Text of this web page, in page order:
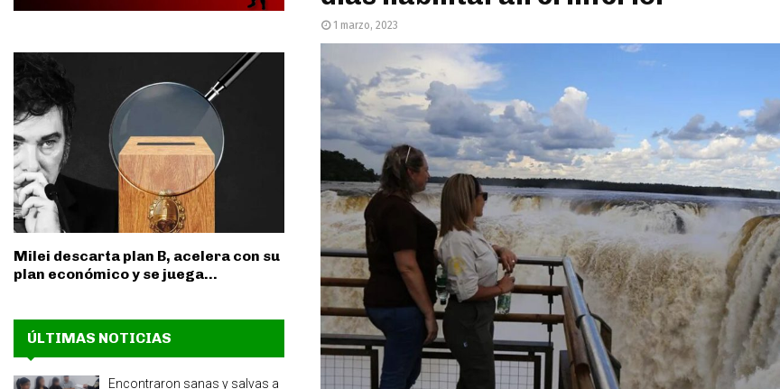
1 marzo, 2023
Milei descarta plan B, acelera con su
plan económico y se juega...
ÚLTIMAS NOTICIAS
Encontraron sanas y salvas a